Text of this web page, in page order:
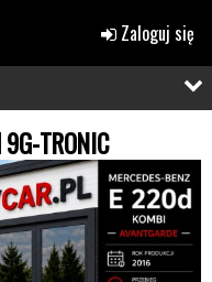
Zaloguj się
TRONIC